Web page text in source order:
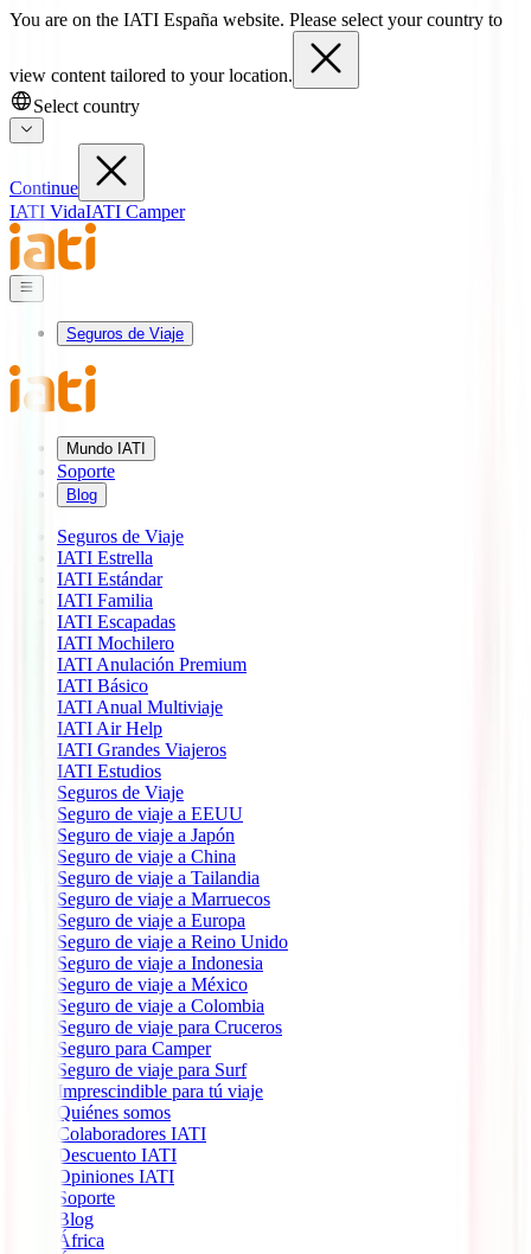
You are on the IATI España website. Please select your country to
view content tailored to your location.
Select country
Continue
IATI VidaIATI Camper
Seguros de Viaje
Mundo IATI
Soporte
Blog
Seguros de Viaje
IATI Estrella
IATI Estándar
IATI Familia
IATI Escapadas
IATI Mochilero
IATI Anulación Premium
IATI Básico
IATI Anual Multiviaje
IATI Air Help
IATI Grandes Viajeros
IATI Estudios
Seguros de Viaje
Seguro de viaje a EEUU
Seguro de viaje a Japón
Seguro de viaje a China
Seguro de viaje a Tailandia
Seguro de viaje a Marruecos
Seguro de viaje a Europa
Seguro de viaje a Reino Unido
Seguro de viaje a Indonesia
Seguro de viaje a México
Seguro de viaje a Colombia
Seguro de viaje para Cruceros
Seguro para Camper
Seguro de viaje para Surf
Imprescindible para tú viaje
Quiénes somos
Colaboradores IATI
Descuento IATI
Opiniones IATI
Soporte
Blog
África